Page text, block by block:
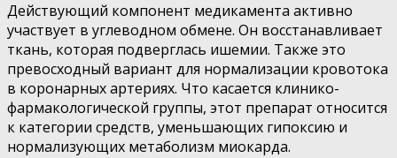
Действующий компонент медикамента активно
участвует в углеводном обмене. Он восстанавливает
ткань, которая подверглась ишемии. Также это
превосходный вариант для нормализации кровотока
в коронарных артериях. Что касается клинико-
фармакологической группы, этот препарат относится
к категории средств, уменьшающих гипоксию и
нормализующих метаболизм миокарда.